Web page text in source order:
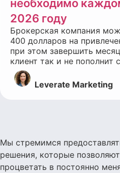
необходимо
2026 году
Брокерская компания
400 долларов на
при этом завершить
клиент так и не пополнит
Leverate Marketing
Мы стремимся
решения, которые
процветать в постоянно